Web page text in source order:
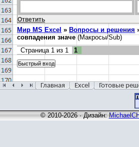
Ответить
Мир MS Excel » Вопросы и решения
совпадения значе (Макросы/Sub)
Страница 1 из 1 1
Главная Excel Готовые
© 2010-2026 · Дизайн: